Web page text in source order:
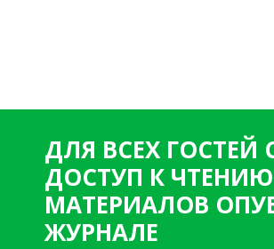
ДЛЯ ВСЕХ
ДОСТУП К ЧТЕНИЮ
МАТЕРИАЛОВ
ЖУРНАЛЕ